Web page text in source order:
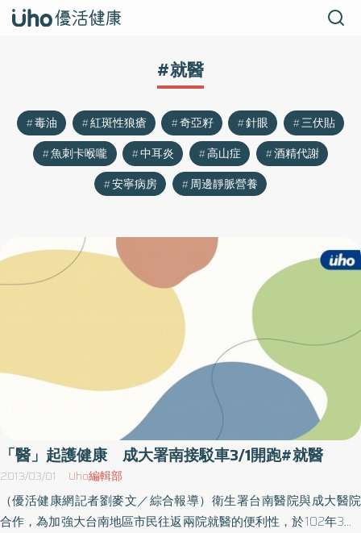
#就醫
毒油 紅斑性狼瘡 奇亞籽 針眼
三伏貼
魚刺卡喉嚨
中耳炎 高山症
酒精代謝
安寧病房
周邊靜脈營養
「醫」起護健康 成大署南接駁車3/1開跑#就醫
2013/03/01 Uho編輯部
（優活健康網記者劉麥文／綜合報導）衛生署台南醫院與成大醫院
合作，為加強大台南地區市民往返兩院就醫的便利性，於102年3月1